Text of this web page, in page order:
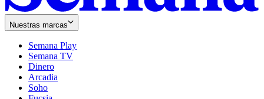
Nuestras marcas
Semana Play
Semana TV
Dinero
Arcadia
Soho